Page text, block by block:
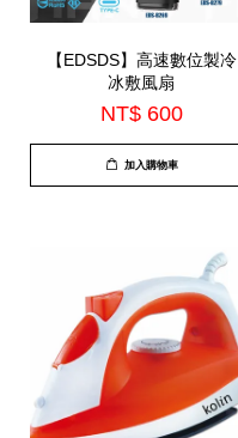
【EDSDS】高速數位製冷
冰敷風扇
NT$ 600
加入購物車